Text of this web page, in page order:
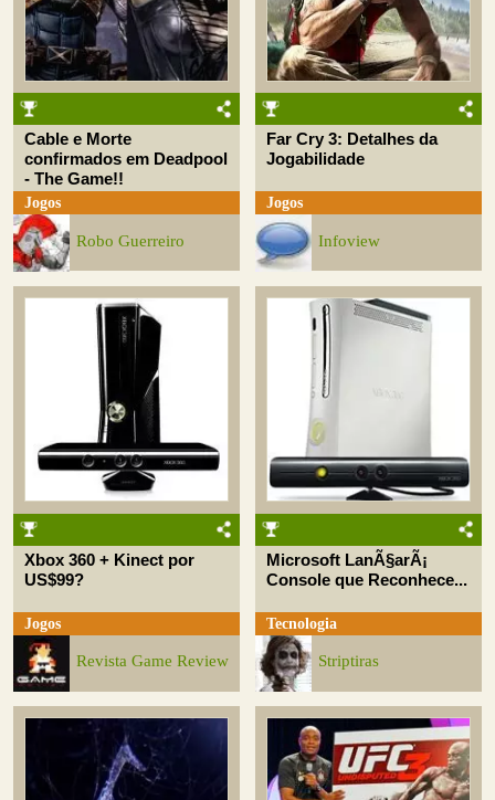
Cable e Morte
confirmados em Deadpool
- The Game!!
Jogos
Robo Guerreiro
Far Cry 3: Detalhes da
Jogabilidade
Jogos
Infoview
Xbox 360 + Kinect por
US$99?
Jogos
Revista Game Review
Microsoft LanÃ§arÃ¡
Console que Reconhece...
Tecnologia
Striptiras